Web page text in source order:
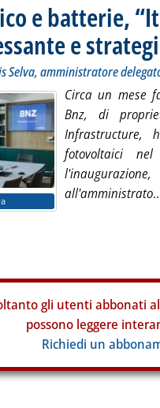
e batterie,
e
Selva, amministratore
Circa un mese
Bnz, di
Infrastructure,
fotovoltaici
all'amministrato
gli utenti abbonati
possono leggere
Richiedi un